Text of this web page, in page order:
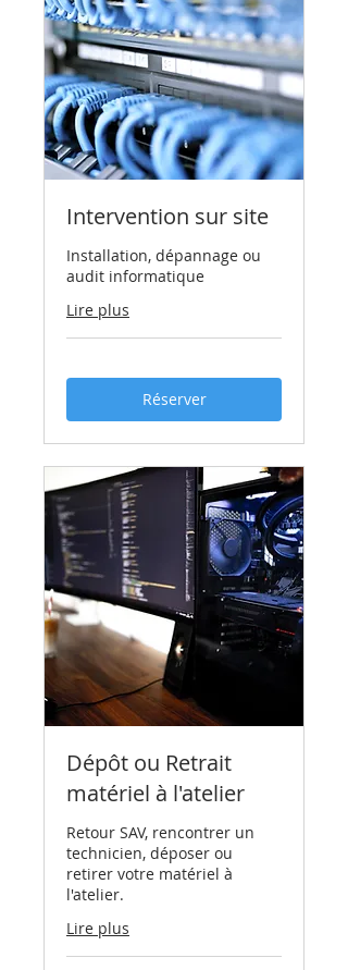
Intervention sur site
Installation, dépannage ou
audit informatique
Lire plus
Réserver
Dépôt ou Retrait
matériel à l'atelier
Retour SAV, rencontrer un
technicien, déposer ou
retirer votre matériel à
l'atelier.
Lire plus